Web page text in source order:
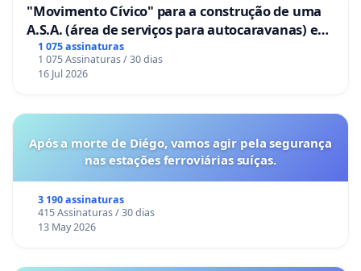
"Movimento Cívico" para a construção de uma
A.S.A. (área de serviços para autocaravanas) em
Coimbra
1 075 assinaturas
1 075 Assinaturas / 30 dias
16 Jul 2026
Após a morte de Diégo, vamos agir pela segurança
nas estações ferroviárias suíças.
3 190 assinaturas
415 Assinaturas / 30 dias
13 May 2026